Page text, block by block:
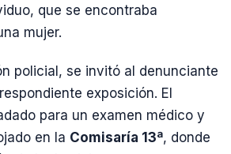
que se encontraba
mujer.
policial, se invitó al denunciante
exposición. El
para un examen médico y
en la Comisaría 13ª, donde